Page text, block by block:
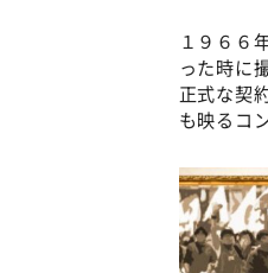
１９６６
った時に
正式な契
も映るコ